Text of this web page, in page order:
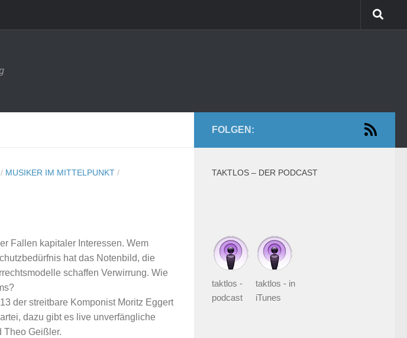
/ MUSIKER IM MITTELPUNKT /
Fallen kapitaler Interessen. Wem
hat das Notenbild, die
schaffen Verwirrung. Wie
der streitbare Komponist Moritz Eggert
dazu gibt es live unverfängliche
Theo Geißler.
FOLGEN:
TAKTLOS – DER PODCAST
taktlos -
podcast
taktlos - in
iTunes